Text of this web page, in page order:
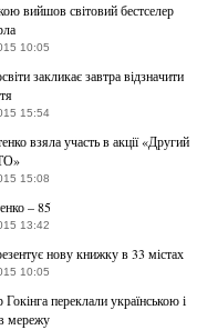
вийшов світовий бестселер
10:05
закликає завтра відзначити
15:54
взяла участь в акції «Другий
15:08
– 85
13:42
нову книжку в 33 містах
10:05
Гокінга переклали українською і
мережу